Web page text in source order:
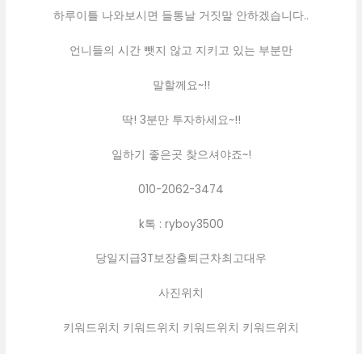
하루이틀 나와보시면 들통날 거짓말 안하겠습니다..
언니들의 시간 뺏지 않고 지키고 있는 부분만
말할께요~!!
딱! 3분만 투자하세요~!!
일하기 좋은곳 찾으셔야죠~!
010-2062-3474
k톡 : ryboy3500
당일지급3T보장출퇴근차최고대우
사진위치
키워드위치 키워드위치 키워드위치 키워드위치